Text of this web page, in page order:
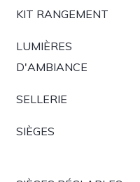
KIT RANGEMENT
LUMIÈRES
D'AMBIANCE
SELLERIE
SIÈGES